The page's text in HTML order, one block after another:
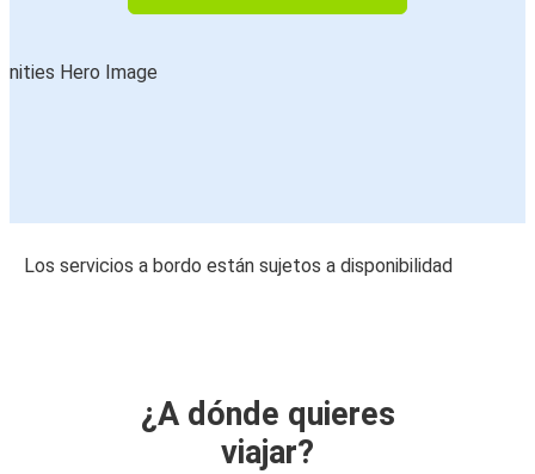
Los servicios a bordo están sujetos a disponibilidad
¿A dónde quieres
viajar?